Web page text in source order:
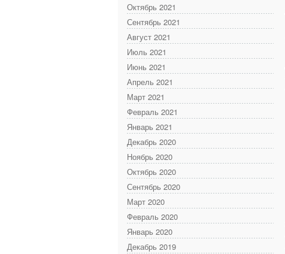
Октябрь 2021
Сентябрь 2021
Август 2021
Июль 2021
Июнь 2021
Апрель 2021
Март 2021
Февраль 2021
Январь 2021
Декабрь 2020
Ноябрь 2020
Октябрь 2020
Сентябрь 2020
Март 2020
Февраль 2020
Январь 2020
Декабрь 2019